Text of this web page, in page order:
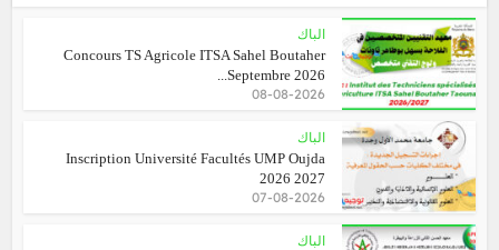
الباك
Concours TS Agricole ITSA Sahel Boutaher
Septembre 2026...
08-08-2026
الباك
Inscription Université Facultés UMP Oujda
2026 2027
07-08-2026
الباك